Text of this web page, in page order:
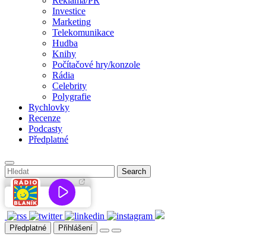
Investice
Marketing
Telekomunikace
Hudba
Knihy
Počítačové hry/konzole
Rádia
Celebrity
Polygrafie
Rychlovky
Recenze
Podcasty
Předplatné
Předplatné Přihlášení